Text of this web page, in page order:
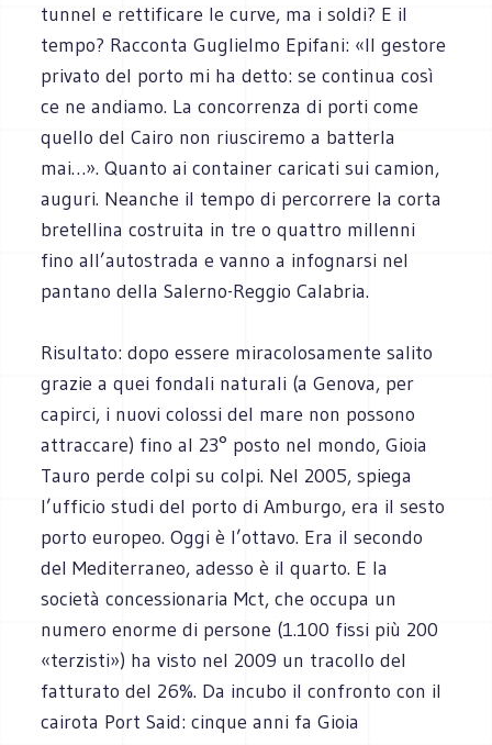
tunnel e rettificare le curve, ma i soldi? E il
tempo? Racconta Guglielmo Epifani: «Il gestore
privato del porto mi ha detto: se continua così
ce ne andiamo. La concorrenza di porti come
quello del Cairo non riusciremo a batterla
mai…». Quanto ai container caricati sui camion,
auguri. Neanche il tempo di percorrere la corta
bretellina costruita in tre o quattro millenni
fino all’autostrada e vanno a infognarsi nel
pantano della Salerno-Reggio Calabria.
Risultato: dopo essere miracolosamente salito
grazie a quei fondali naturali (a Genova, per
capirci, i nuovi colossi del mare non possono
attraccare) fino al 23° posto nel mondo, Gioia
Tauro perde colpi su colpi. Nel 2005, spiega
l’ufficio studi del porto di Amburgo, era il sesto
porto europeo. Oggi è l’ottavo. Era il secondo
del Mediterraneo, adesso è il quarto. E la
società concessionaria Mct, che occupa un
numero enorme di persone (1.100 fissi più 200
«terzisti») ha visto nel 2009 un tracollo del
fatturato del 26%. Da incubo il confronto con il
cairota Port Said: cinque anni fa Gioia